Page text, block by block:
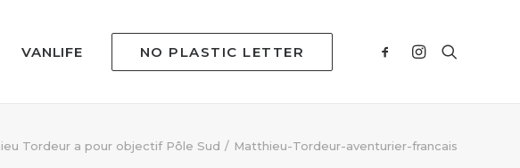
VANLIFE NO PLASTIC LETTER
Tordeur a pour objectif Pôle Sud Matthieu-Tordeur-aventurier-francais